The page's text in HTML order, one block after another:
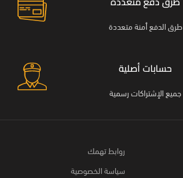
طرق الدفع أمنة متعددة
حسابات أصلية
جميع الإشتراكات رسمية
روابط تهمك
سياسة الخصوصية